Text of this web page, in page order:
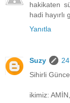
hakikaten
hadi
Yanıtla
Suzy
Sihirli
ikimiz: